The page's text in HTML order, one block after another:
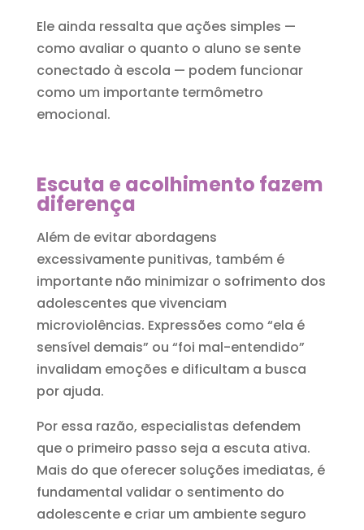
Ele ainda ressalta que ações simples —
como avaliar o quanto o aluno se sente
conectado à escola — podem funcionar
como um importante termômetro
emocional.
Escuta e acolhimento fazem
diferença
Além de evitar abordagens
excessivamente punitivas, também é
importante não minimizar o sofrimento dos
adolescentes que vivenciam
microviolências. Expressões como “ela é
sensível demais” ou “foi mal-entendido”
invalidam emoções e dificultam a busca
por ajuda.
Por essa razão, especialistas defendem
que o primeiro passo seja a escuta ativa.
Mais do que oferecer soluções imediatas, é
fundamental validar o sentimento do
adolescente e criar um ambiente seguro